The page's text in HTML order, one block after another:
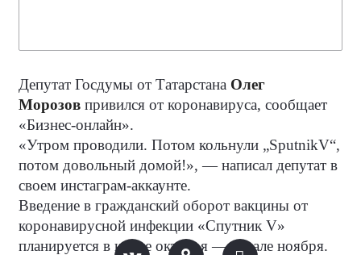
Депутат Госдумы от Татарстана Олег
Морозов привился от коронавируса, сообщает
«Бизнес-онлайн».
«Утром проводили. Потом кольнули „SputnikV“,
потом довольный домой!», — написал депутат в
своем инстаграм-аккаунте.
Введение в гражданский оборот вакцины от
коронавирусной инфекции «Спутник V»
планируется в конце октября — начале ноября.